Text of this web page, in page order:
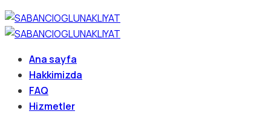
Ana sayfa
Hakkimizda
FAQ
Hizmetler